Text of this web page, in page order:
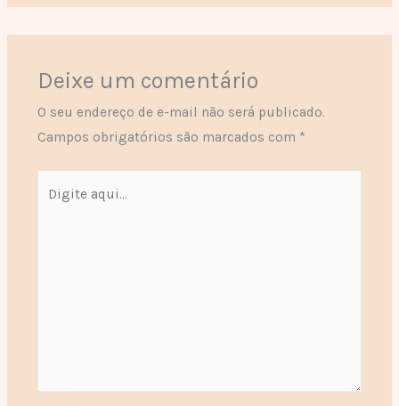
Deixe um comentário
O seu endereço de e-mail não será publicado.
Campos obrigatórios são marcados com *
aqui...